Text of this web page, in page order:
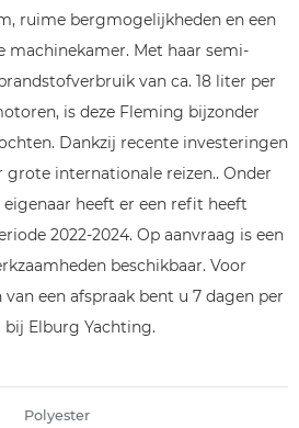
ruime bergmogelijkheden en een
machinekamer. Met haar semi-
van ca. 18 liter per
is deze Fleming bijzonder
Dankzij recente investeringen
grote internationale reizen.. Onder
heeft er een refit heeft
2022-2024. Op aanvraag is een
beschikbaar. Voor
een afspraak bent u 7 dagen per
Elburg Yachting.
Polyester